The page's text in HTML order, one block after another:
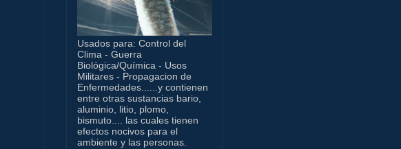
Usados para: Control del
Clima - Guerra
Biológica/Química - Usos
Militares - Propagacion de
Enfermedades......y contienen
entre otras sustancias bario,
aluminio, litio, plomo,
bismuto.... las cuales tienen
efectos nocivos para el
ambiente y las personas.